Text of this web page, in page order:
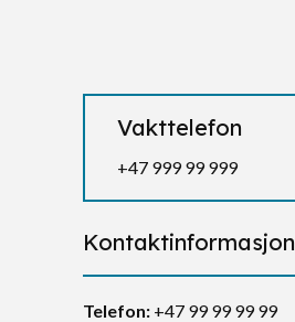
Vakttelefon
+47 999 99 999
Kontaktinformasjon
Telefon: +47 99 99 99 99